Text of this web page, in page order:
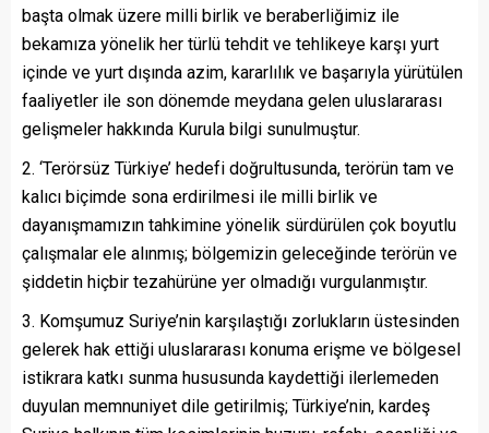
başta olmak üzere milli birlik ve beraberliğimiz ile
bekamıza yönelik her türlü tehdit ve tehlikeye karşı yurt
içinde ve yurt dışında azim, kararlılık ve başarıyla yürütülen
faaliyetler ile son dönemde meydana gelen uluslararası
gelişmeler hakkında Kurula bilgi sunulmuştur.
2. ‘Terörsüz Türkiye’ hedefi doğrultusunda, terörün tam ve
kalıcı biçimde sona erdirilmesi ile milli birlik ve
dayanışmamızın tahkimine yönelik sürdürülen çok boyutlu
çalışmalar ele alınmış; bölgemizin geleceğinde terörün ve
şiddetin hiçbir tezahürüne yer olmadığı vurgulanmıştır.
3. Komşumuz Suriye’nin karşılaştığı zorlukların üstesinden
gelerek hak ettiği uluslararası konuma erişme ve bölgesel
istikrara katkı sunma hususunda kaydettiği ilerlemeden
duyulan memnuniyet dile getirilmiş; Türkiye’nin, kardeş